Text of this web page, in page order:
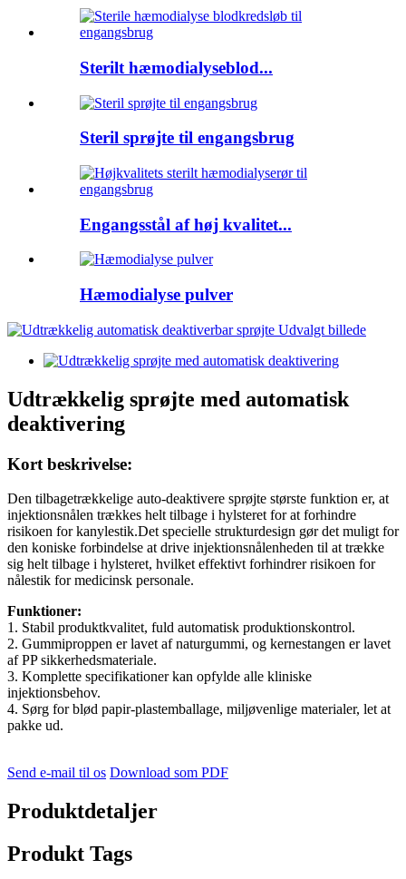
Sterilt hæmodialyseblod...
Steril sprøjte til engangsbrug
Engangsstål af høj kvalitet...
Hæmodialyse pulver
Udtrækkelig sprøjte med automatisk
deaktivering
Kort beskrivelse:
Den tilbagetrækkelige auto-deaktivere sprøjte største funktion er, at
injektionsnålen trækkes helt tilbage i hylsteret for at forhindre
risikoen for kanylestik.Det specielle strukturdesign gør det muligt for
den koniske forbindelse at drive injektionsnålenheden til at trække
sig helt tilbage i hylsteret, hvilket effektivt forhindrer risikoen for
nålestik for medicinsk personale.
Funktioner:
1. Stabil produktkvalitet, fuld automatisk produktionskontrol.
2. Gummiproppen er lavet af naturgummi, og kernestangen er lavet
af PP sikkerhedsmateriale.
3. Komplette specifikationer kan opfylde alle kliniske
injektionsbehov.
4. Sørg for blød papir-plastemballage, miljøvenlige materialer, let at
pakke ud.
Send e-mail til os Download som PDF
Produktdetaljer
Produkt Tags